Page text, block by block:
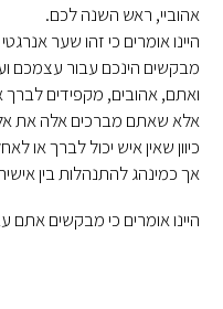
אהוביי, ראש השנה לכם.
היינו אומרים כי זהו שער
מבקשים הינכם עבור עצמכם
ואתם, אהובים, מקפידים לברך
אלא שאתם מברכים אלה את
כיוון שאין איש יכול לברך
אך כמינהג להתנהלות בין
היינו אומרים כי מבקשים